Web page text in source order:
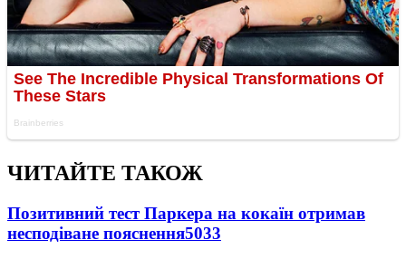
ЧИТАЙТЕ ТАКОЖ
Позитивний тест Паркера на кокаїн отримав
несподіване пояснення5033